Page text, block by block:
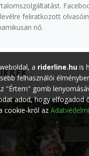
feliratkozott
nő.
a riderline.hu is
felhasználói
"Értem" gomb
adod, hogy elfogadod
cookie-król az